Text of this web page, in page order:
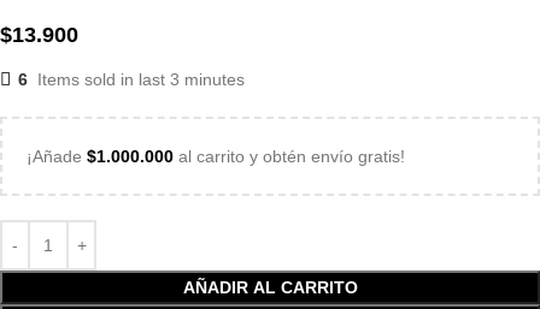
$13.900
6 Items sold in last 3 minutes
¡Añade $1.000.000 al carrito y obtén envío gratis!
AÑADIR AL CARRITO